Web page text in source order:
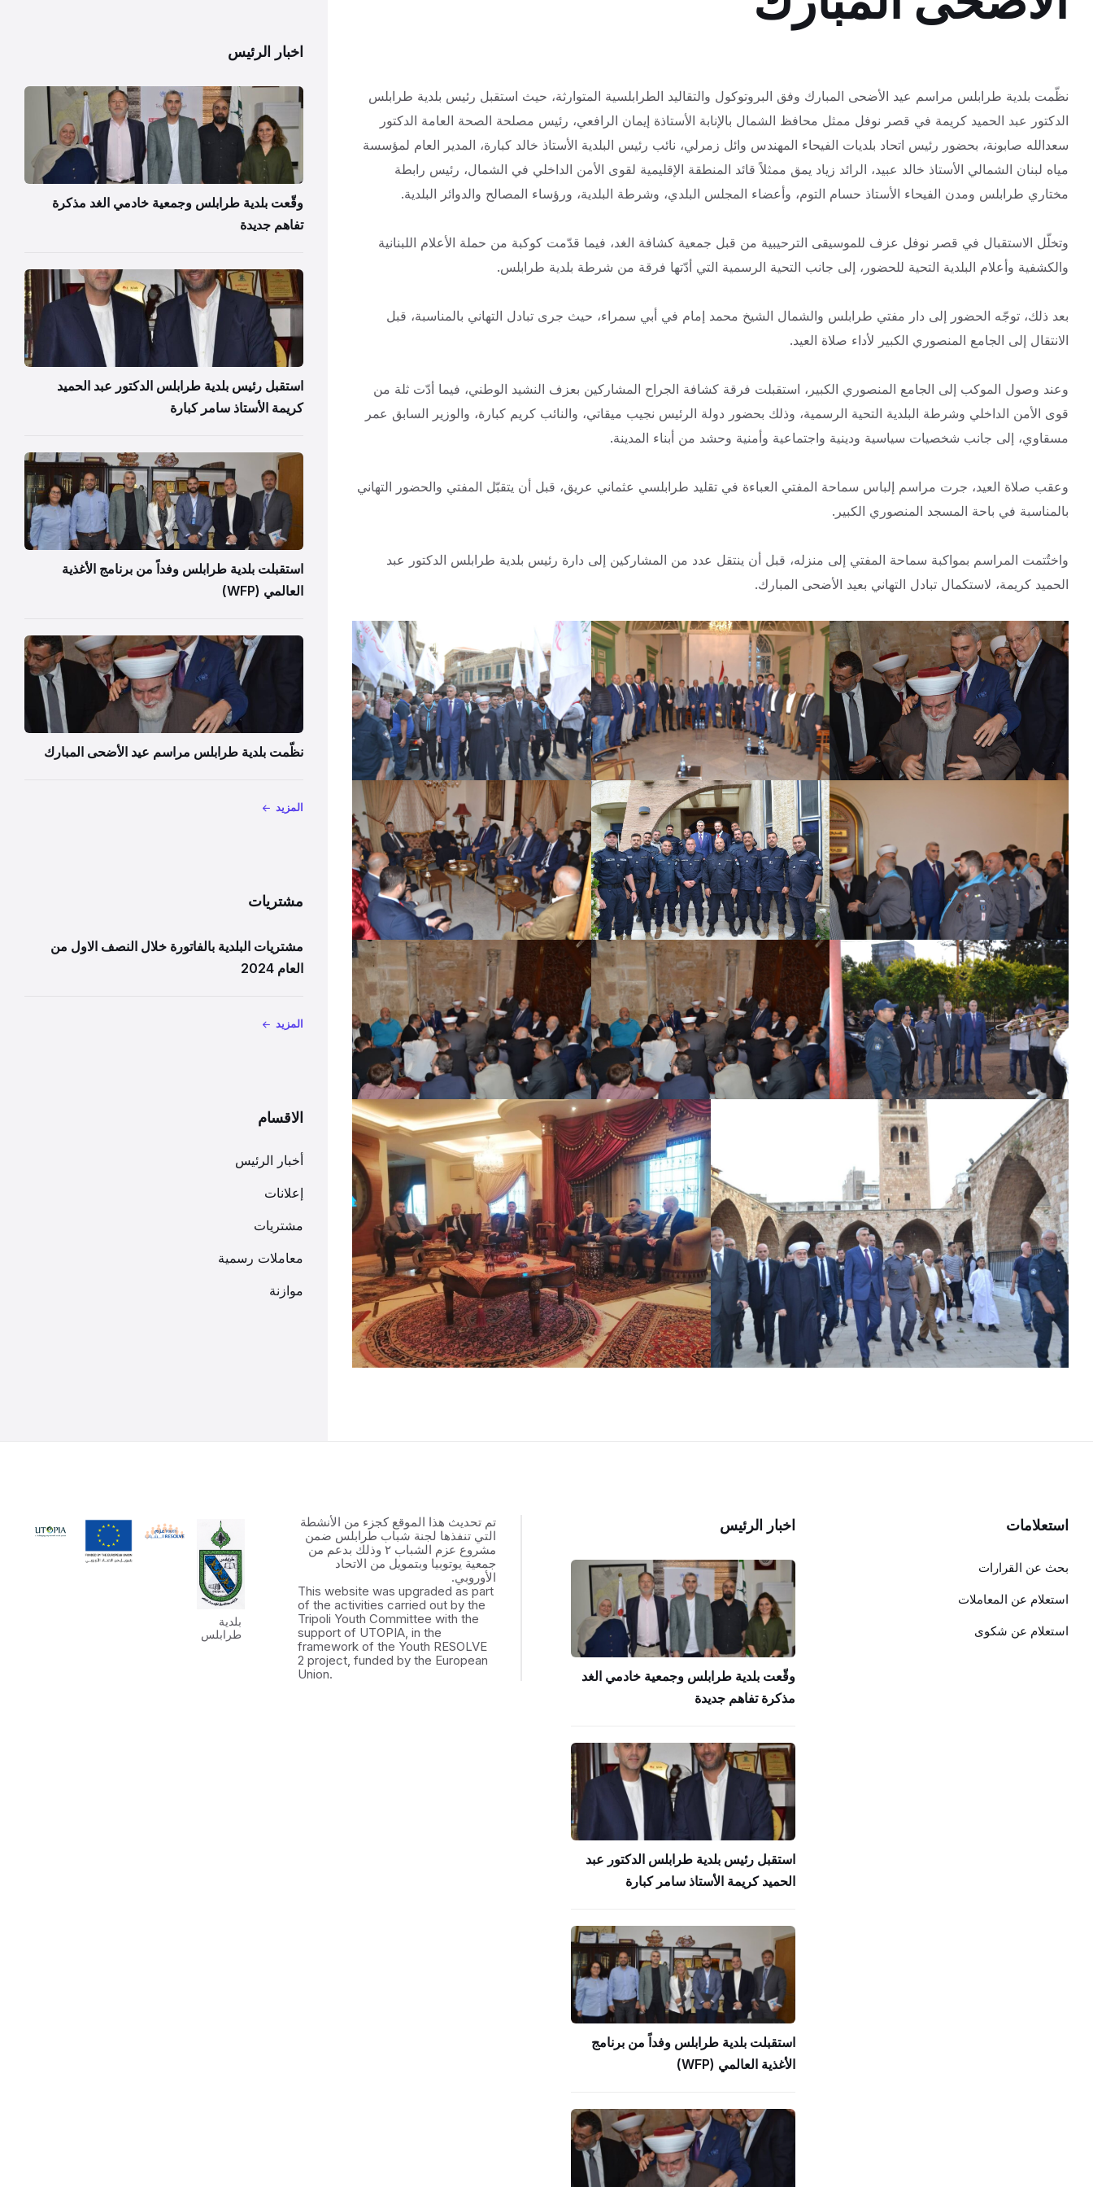
نظّمت بلدية طرابلس مراسم عيد الأضحى المبارك وفق البروتوكول والتقاليد الطرابلسية المتوارثة، حيث استقبل رئيس بلدية طرابلس
الدكتور عبد الحميد كريمة في قصر نوفل ممثل محافظ الشمال بالإنابة الأستاذة إيمان الرافعي، رئيس مصلحة الصحة العامة الدكتور
سعدالله صابونة، بحضور رئيس اتحاد بلديات الفيحاء المهندس وائل زمرلي، نائب رئيس البلدية الأستاذ خالد كبارة، المدير العام لمؤسسة
مياه لبنان الشمالي الأستاذ خالد عبيد، الرائد زياد يمق ممثلاً قائد المنطقة الإقليمية لقوى الأمن الداخلي في الشمال، رئيس رابطة
مختاري طرابلس ومدن الفيحاء الأستاذ حسام التوم، وأعضاء المجلس البلدي، وشرطة البلدية، ورؤساء المصالح والدوائر البلدية.
وتخلّل الاستقبال في قصر نوفل عزف للموسيقى الترحيبية من قبل جمعية كشافة الغد، فيما قدّمت كوكبة من حملة الأعلام اللبنانية
والكشفية وأعلام البلدية التحية للحضور، إلى جانب التحية الرسمية التي أدّتها فرقة من شرطة بلدية طرابلس.
بعد ذلك، توجّه الحضور إلى دار مفتي طرابلس والشمال الشيخ محمد إمام في أبي سمراء، حيث جرى تبادل التهاني بالمناسبة، قبل
الانتقال إلى الجامع المنصوري الكبير لأداء صلاة العيد.
وعند وصول الموكب إلى الجامع المنصوري الكبير، استقبلت فرقة كشافة الجراح المشاركين بعزف النشيد الوطني، فيما أدّت ثلة من
قوى الأمن الداخلي وشرطة البلدية التحية الرسمية، وذلك بحضور دولة الرئيس نجيب ميقاتي، والنائب كريم كبارة، والوزير السابق عمر
مسقاوي، إلى جانب شخصيات سياسية ودينية واجتماعية وأمنية وحشد من أبناء المدينة.
وعقب صلاة العيد، جرت مراسم إلباس سماحة المفتي العباءة في تقليد طرابلسي عثماني عريق، قبل أن يتقبّل المفتي والحضور التهاني
بالمناسبة في باحة المسجد المنصوري الكبير.
واختُتمت المراسم بمواكبة سماحة المفتي إلى منزله، قبل أن ينتقل عدد من المشاركين إلى دارة رئيس بلدية طرابلس الدكتور عبد
الحميد كريمة، لاستكمال تبادل التهاني بعيد الأضحى المبارك.
اخبار الرئيس
وقّعت بلدية طرابلس وجمعية خادمي الغد مذكرة
تفاهم جديدة
استقبل رئيس بلدية طرابلس الدكتور عبد الحميد
كريمة الأستاذ سامر كبارة
استقبلت بلدية طرابلس وفداً من برنامج الأغذية
العالمي (WFP)
نظّمت بلدية طرابلس مراسم عيد الأضحى المبارك
المزيد
مشتريات
مشتريات البلدية بالفاتورة خلال النصف الاول من
العام 2024
المزيد
الاقسام
أخبار الرئيس
إعلانات
مشتريات
معاملات رسمية
موازنة
استعلامات
بحث عن القرارات
استعلام عن المعاملات
استعلام عن شكوى
اخبار الرئيس
وقّعت بلدية طرابلس وجمعية خادمي الغد
مذكرة تفاهم جديدة
استقبل رئيس بلدية طرابلس الدكتور عبد
الحميد كريمة الأستاذ سامر كبارة
استقبلت بلدية طرابلس وفداً من برنامج
الأغذية العالمي (WFP)
تم تحديث هذا الموقع كجزء من الأنشطة
التي تنفذها لجنة شباب طرابلس ضمن
مشروع عزم الشباب ٢ وذلك بدعم من
جمعية يوتوبيا وبتمويل من الاتحاد
الأوروبي.
This website was upgraded as part
of the activities carried out by the
Tripoli Youth Committee with the
support of UTOPIA, in the
framework of the Youth RESOLVE
2 project, funded by the European
Union.
بلدية
طرابلس